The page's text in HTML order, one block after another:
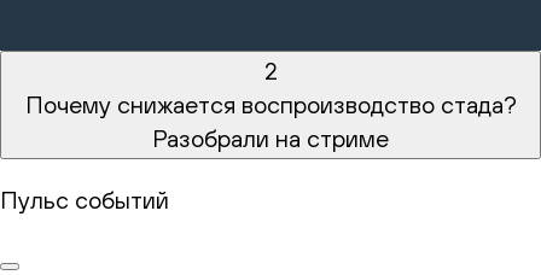
2
Почему снижается воспроизводство стада?
Разобрали на стриме
Пульс событий